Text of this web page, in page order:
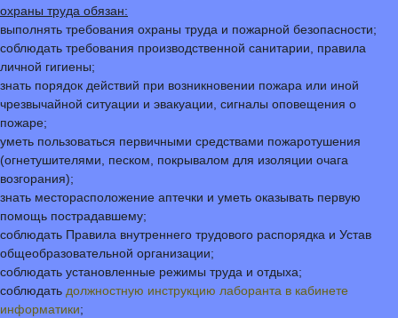
охраны труда обязан:
выполнять требования охраны труда и пожарной безопасности;
соблюдать требования производственной санитарии, правила
личной гигиены;
знать порядок действий при возникновении пожара или иной
чрезвычайной ситуации и эвакуации, сигналы оповещения о
пожаре;
уметь пользоваться первичными средствами пожаротушения
(огнетушителями, песком, покрывалом для изоляции очага
возгорания);
знать месторасположение аптечки и уметь оказывать первую
помощь пострадавшему;
соблюдать Правила внутреннего трудового распорядка и Устав
общеобразовательной организации;
соблюдать установленные режимы труда и отдыха;
соблюдать должностную инструкцию лаборанта в кабинете
информатики;